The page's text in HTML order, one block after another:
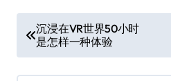
章
导
沉浸在VR世界50小时
是怎样一种体验